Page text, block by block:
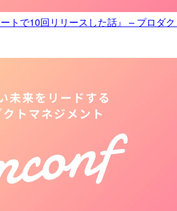
トで10回リリースした話』 – プロダ